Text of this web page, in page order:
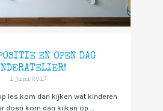
EN OPEN DAG
1 juni 2017
les kom dan kijken wat kinderen
doen kom dan kijken op ...